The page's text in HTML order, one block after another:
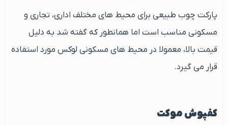
پارکت چوب طبیعی برای محیط های مختلف اداری، تجاری و
مسکونی مناسب است اما همانطور که گفته شد به دلیل
قیمت بالا، معمولا در محیط های مسکونی لوکس مورد استفاده
قرار می گیرد.
کفپوش موکت